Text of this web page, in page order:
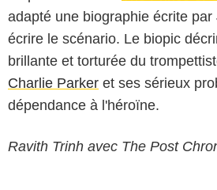
adapté une biographie écrite
écrire le scénario. Le biopic
brillante et torturée du
Charlie Parker et ses sérieux
dépendance à l'héroïne.
Ravith Trinh avec The Post